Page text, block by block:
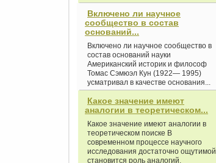
Включено ли научное
сообщество в состав
оснований...
Включено ли научное сообщество в
состав оснований науки
Американский историк и философ
Томас Сэмюэл Кун (1922— 1995)
усматривал в качестве основания...
Какое значение имеют
аналогии в теоретическом...
Какое значение имеют аналогии в
теоретическом поиске В
современном процессе научного
исследования достаточно ощутимой
становится роль аналогий.